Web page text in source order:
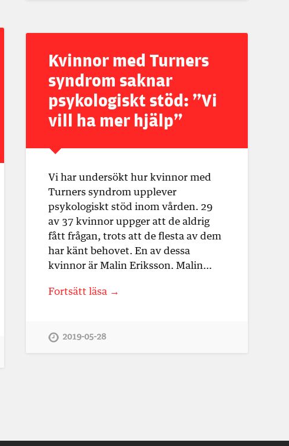
Kvinnor med Turners
syndrom saknar
psykologiskt stöd: ”Vi
vill ha mer hjälp”
Vi har undersökt hur kvinnor med
Turners syndrom upplever
psykologiskt stöd inom vården. 29
av 37 kvinnor uppger att de aldrig
fått frågan, trots att de flesta av dem
har känt behovet. En av dessa
kvinnor är Malin Eriksson. Malin…
Fortsätt läsa →
2019-05-28